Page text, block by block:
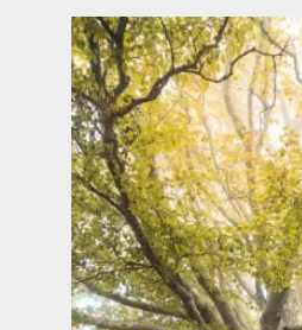
produit
a
plusieurs
variations.
Les
options
peuvent
être
choisies
sur
la
page